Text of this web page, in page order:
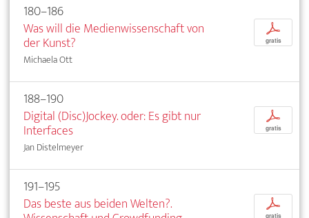
180–186
Was will die Medienwissenschaft von
der Kunst?
Michaela Ott
p
gratis
188–190
Digital (Disc)Jockey. oder: Es gibt nur
Interfaces
Jan Distelmeyer
p
gratis
191–195
Das beste aus beiden Welten?.
p
gratis